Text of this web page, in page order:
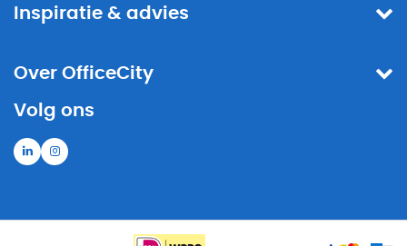
Inspiratie & advies
Over OfficeCity
Volg ons